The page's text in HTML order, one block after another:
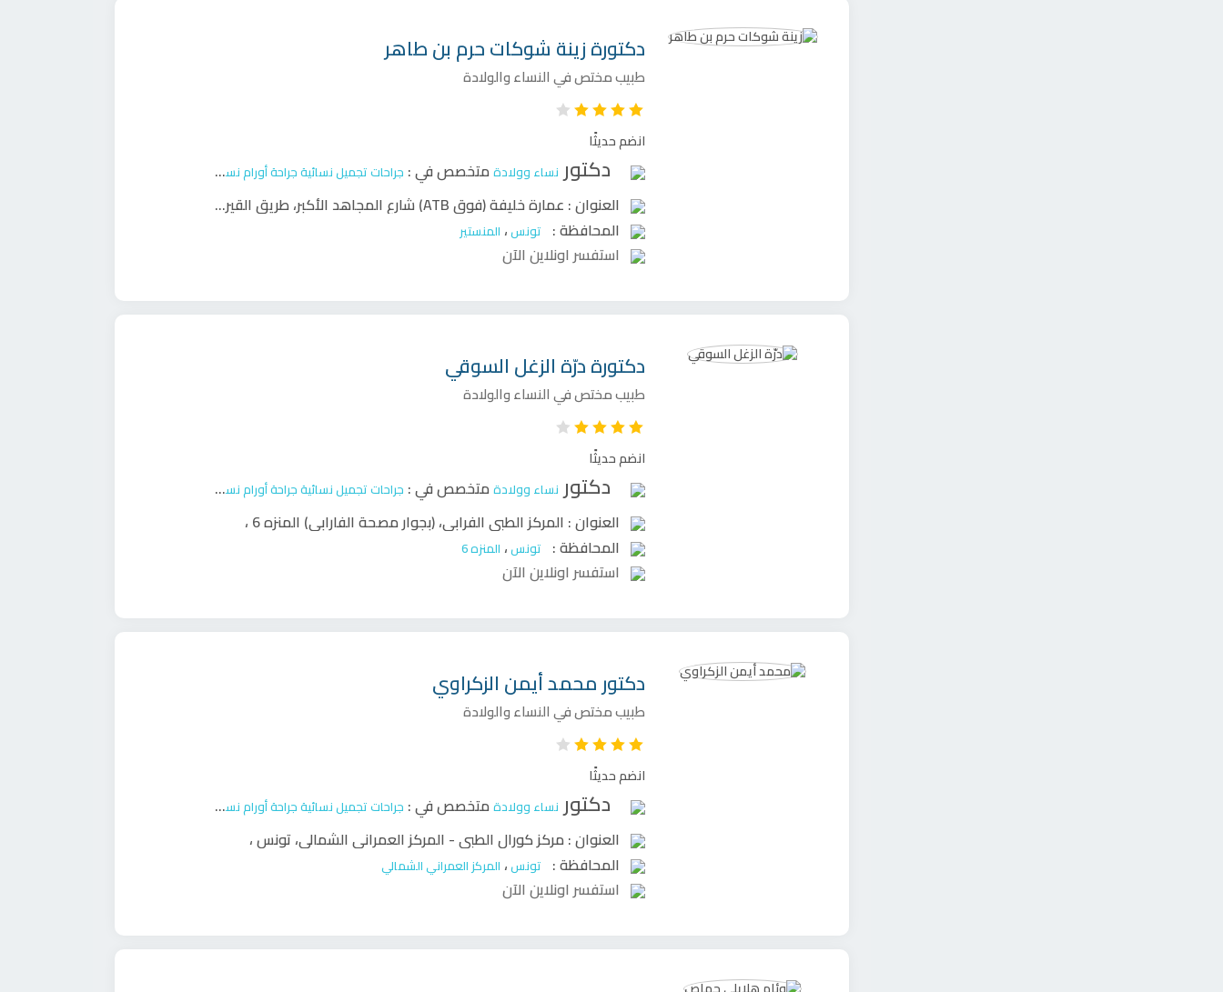
دكتورةزينة شوكات حرم بن طاهر
طبيب مختص في النساء والولادة
انضم حديثًا
دكتور نساء وولادةمتخصص في : جراحات تجميل نسائيةجراحة أورام نسائية
العنوان : عمارة خليفة (فوق ATB) شارع المجاهد الأكبر، طريق القيروان ، المنستير
المحافظة : تونس، المنستير
استفسر اونلاين الآن
دكتورةدرّة الزغل السوقي
طبيب مختص في النساء والولادة
انضم حديثًا
دكتور نساء وولادةمتخصص في : جراحات تجميل نسائيةجراحة أورام نسائية
العنوان : المركز الطبي الفرابي، (بجوار مصحة الفارابي) المنزه 6 ،
المحافظة : تونس، المنزه 6
استفسر اونلاين الآن
دكتور محمد أيمن الزكراوي
طبيب مختص في النساء والولادة
انضم حديثًا
دكتور نساء وولادةمتخصص في : جراحات تجميل نسائيةجراحة أورام نسائية
العنوان :مركز كورال الطبى - المركز العمراني الشمالي، تونس،
المحافظة : تونس، المركز العمراني الشمالي
استفسر اونلاين الآن